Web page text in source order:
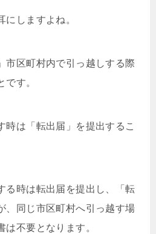
にしますよね。
市区町村内で引っ越しする際
です。
時は「転出届」を提出するこ
る時は転出届を提出し、「転
、同じ市区町村へ引っ越す場
不要となります。